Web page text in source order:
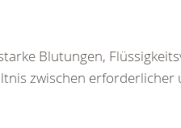
Blutungen,
zwischen erforderlicher